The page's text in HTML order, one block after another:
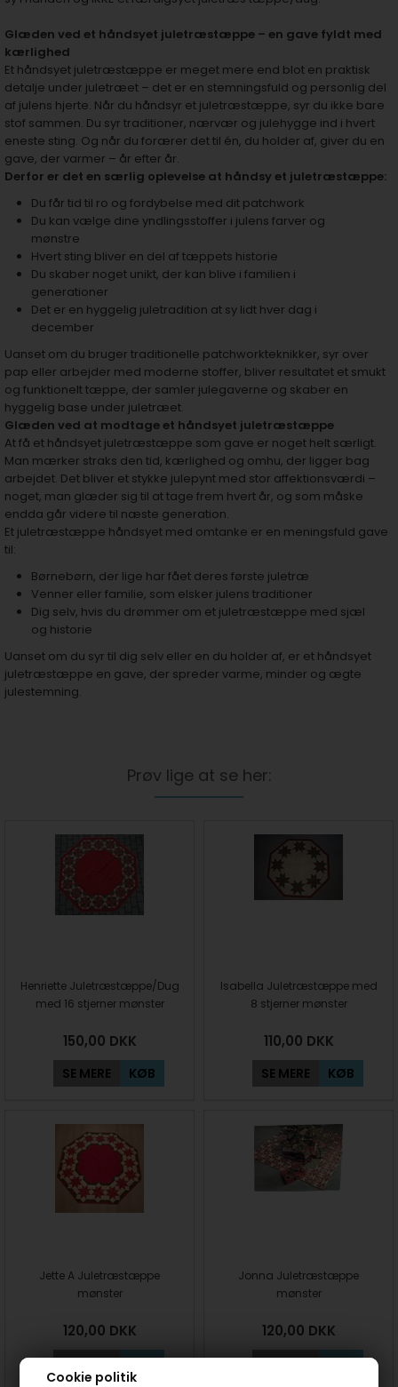
Cookie politik
Glæden ved et håndsyet juletræstæppe – en gave fyldt med
kærlighed
Et håndsyet juletræstæppe er meget mere end blot en praktisk
detalje under juletræet – det er en stemningsfuld og personlig del
af julens hjerte. Når du håndsyr et juletræstæppe, syr du ikke bare
stof sammen. Du syr traditioner, nærvær og julehygge ind i hvert
eneste sting. Og når du forærer det til én, du holder af, giver du en
gave, der varmer – år efter år.
Derfor er det en særlig oplevelse at håndsy et juletræstæppe:
Du får tid til ro og fordybelse med dit patchwork
Du kan vælge dine yndlingsstoffer i julens farver og
mønstre
Hvert sting bliver en del af tæppets historie
Du skaber noget unikt, der kan blive i familien i
generationer
Det er en hyggelig juletradition at sy lidt hver dag i
december
Uanset om du bruger traditionelle patchworkteknikker, syr over
pap eller arbejder med moderne stoffer, bliver resultatet et smukt
og funktionelt tæppe, der samler julegaverne og skaber en
hyggelig base under juletræet.
Glæden ved at modtage et håndsyet juletræstæppe
At få et håndsyet juletræstæppe som gave er noget helt særligt.
Man mærker straks den tid, kærlighed og omhu, der ligger bag
arbejdet. Det bliver et stykke julepynt med stor affektionsværdi –
noget, man glæder sig til at tage frem hvert år, og som måske
endda går videre til næste generation.
Et juletræstæppe håndsyet med omtanke er en meningsfuld gave
til:
Børnebørn, der lige har fået deres første juletræ
Venner eller familie, som elsker julens traditioner
Dig selv, hvis du drømmer om et juletræstæppe med sjæl
og historie
Uanset om du syr til dig selv eller en du holder af, er et håndsyet
juletræstæppe en gave, der spreder varme, minder og ægte
julestemning.
Prøv lige at se her:
Henriette Juletræstæppe/Dug
med 16 stjerner mønster
150,00 DKK
SE MERE KØB
Isabella Juletræstæppe med
8 stjerner mønster
110,00 DKK
SE MERE KØB
Jette A Juletræstæppe
mønster
120,00 DKK
SE MERE KØB
Jonna Juletræstæppe
mønster
120,00 DKK
SE MERE KØB